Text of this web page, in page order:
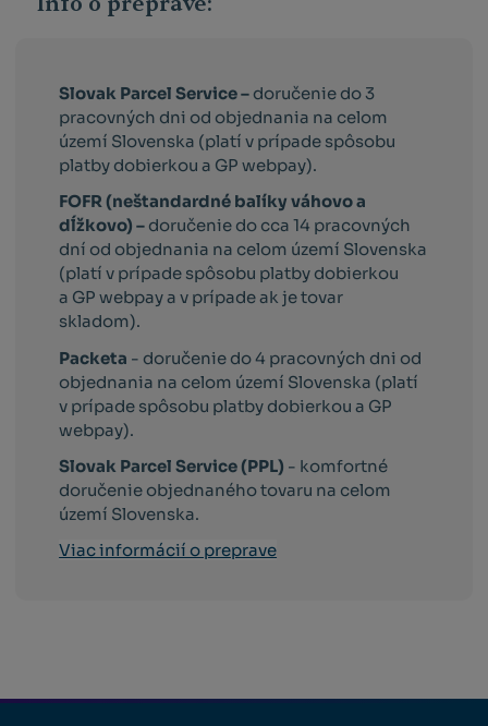
Slovak Parcel Service – doručenie do 3
pracovných dni od objednania na celom
území Slovenska (platí v prípade spôsobu
platby dobierkou a GP webpay).
FOFR (neštandardné balíky váhovo a
dĺžkovo) – doručenie do cca 14 pracovných
dní od objednania na celom území Slovenska
(platí v prípade spôsobu platby dobierkou
a GP webpay a v prípade ak je tovar
skladom).
Packeta - doručenie do 4 pracovných dni od
objednania na celom území Slovenska (platí
v prípade spôsobu platby dobierkou a GP
webpay).
Slovak Parcel Service (PPL) - komfortné
doručenie objednaného tovaru na celom
území Slovenska.
Viac informácií o preprave